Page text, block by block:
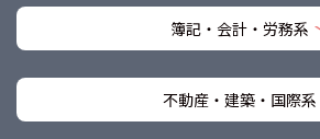
簿記・会計・労務系
不動産・建築・国際系